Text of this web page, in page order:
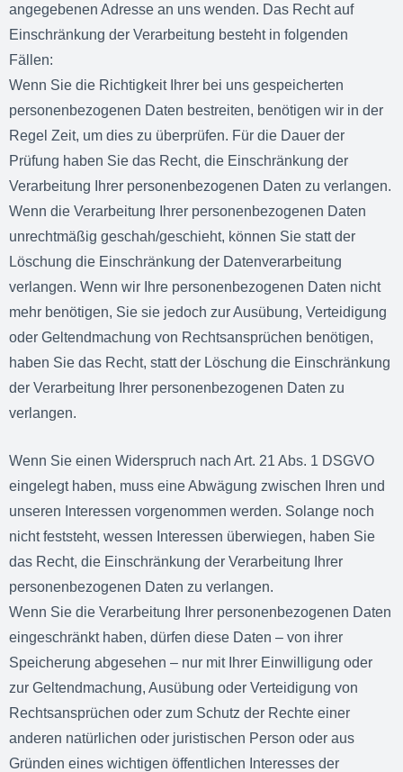
angegebenen Adresse an uns wenden. Das Recht auf
Einschränkung der Verarbeitung besteht in folgenden
Fällen:
Wenn Sie die Richtigkeit Ihrer bei uns gespeicherten
personenbezogenen Daten bestreiten, benötigen wir in der
Regel Zeit, um dies zu überprüfen. Für die Dauer der
Prüfung haben Sie das Recht, die Einschränkung der
Verarbeitung Ihrer personenbezogenen Daten zu verlangen.
Wenn die Verarbeitung Ihrer personenbezogenen Daten
unrechtmäßig geschah/geschieht, können Sie statt der
Löschung die Einschränkung der Datenverarbeitung
verlangen. Wenn wir Ihre personenbezogenen Daten nicht
mehr benötigen, Sie sie jedoch zur Ausübung, Verteidigung
oder Geltendmachung von Rechtsansprüchen benötigen,
haben Sie das Recht, statt der Löschung die Einschränkung
der Verarbeitung Ihrer personenbezogenen Daten zu
verlangen.
Wenn Sie einen Widerspruch nach Art. 21 Abs. 1 DSGVO
eingelegt haben, muss eine Abwägung zwischen Ihren und
unseren Interessen vorgenommen werden. Solange noch
nicht feststeht, wessen Interessen überwiegen, haben Sie
das Recht, die Einschränkung der Verarbeitung Ihrer
personenbezogenen Daten zu verlangen.
Wenn Sie die Verarbeitung Ihrer personenbezogenen Daten
eingeschränkt haben, dürfen diese Daten – von ihrer
Speicherung abgesehen – nur mit Ihrer Einwilligung oder
zur Geltendmachung, Ausübung oder Verteidigung von
Rechtsansprüchen oder zum Schutz der Rechte einer
anderen natürlichen oder juristischen Person oder aus
Gründen eines wichtigen öffentlichen Interesses der